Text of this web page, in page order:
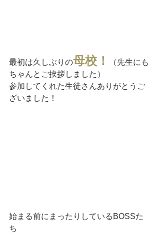
最初は久しぶりの母校！
（先生にも
ちゃんとご挨拶しました）
参加してくれた生徒さんありがとうご
ざいました！
始まる前にまったりしているBOSSた
ち